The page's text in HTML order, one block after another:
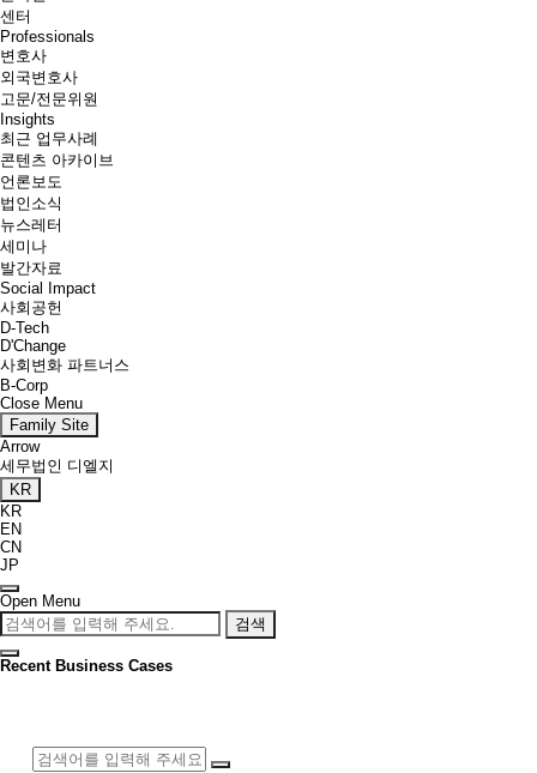
센터
Professionals
변호사
외국변호사
고문/전문위원
Insights
최근 업무사례
콘텐츠 아카이브
언론보도
법인소식
뉴스레터
세미나
발간자료
Social Impact
사회공헌
D-Tech
D'Change
사회변화 파트너스
B-Corp
Close Menu
Family Site
Arrow
세무법인 디엘지
KR
KR
EN
CN
JP
Open Menu
검색
Recent Business Cases